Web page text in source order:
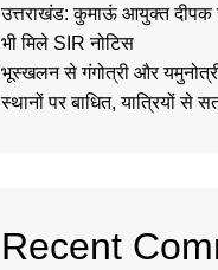
उत्तराखंड: कुमाऊं आयुक्त दीपक
भी मिले SIR नोटिस
भूस्खलन से गंगोत्री और यमुनोत्री
स्थानों पर बाधित, यात्रियों से
Recent